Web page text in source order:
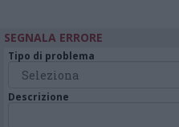
SEGNALA ERRORE
Tipo di problema
Descrizione